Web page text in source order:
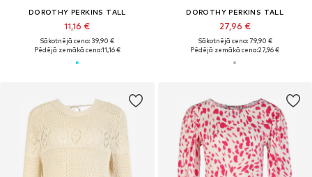
DOROTHY PERKINS TALL
11,16 €
Sākotnējā cena: 39,90 €
Pēdējā zemākā cena:11,16 €
DOROTHY PERKINS TALL
27,96 €
Sākotnējā cena: 79,90 €
Pēdējā zemākā cena:27,96 €